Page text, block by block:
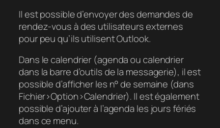
Il est possible d’envoyer des demandes de
rendez-vous à des utilisateurs externes
pour peu qu’ils utilisent Outlook.
Dans le calendrier (agenda ou calendrier
dans la barre d’outils de la messagerie), il est
possible d’afficher les n° de semaine (dans
Fichier>Option>Calendrier). Il est également
possible d’ajouter à l’agenda les jours fériés
dans ce menu.